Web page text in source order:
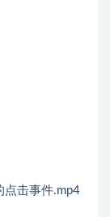
点击事件.mp4